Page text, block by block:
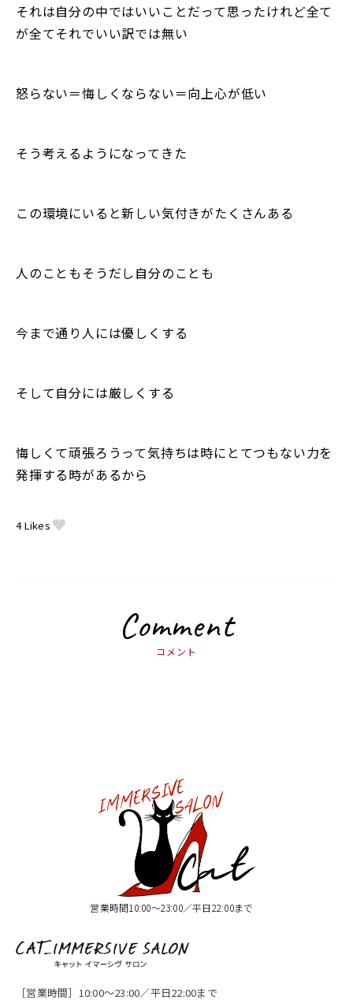
それは自分の中ではいいことだって思ったけれど全て
が全てそれでいい訳では無い
怒らない＝悔しくならない＝向上心が低い
そう考えるようになってきた
この環境にいると新しい気付きがたくさんある
人のこともそうだし自分のことも
今まで通り人には優しくする
そして自分には厳しくする
悔しくて頑張ろうって気持ちは時にとてつもない力を
発揮する時があるから
4Likes
Comment
コメント
営業時間10:00〜23:00／平日22:00まで
［営業時間］10:00〜23:00／平日22:00まで